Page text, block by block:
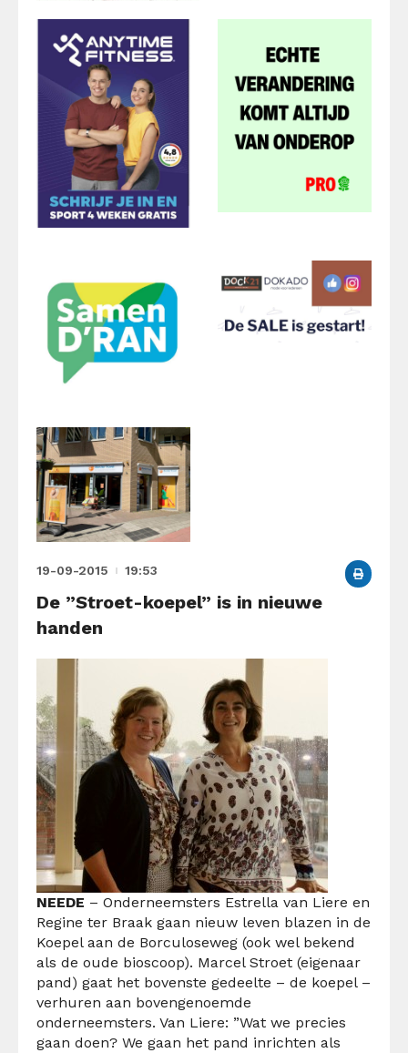
19-09-2015 19:53
De ”Stroet-koepel” is in nieuwe
handen
NEEDE – Onderneemsters Estrella van Liere en
Regine ter Braak gaan nieuw leven blazen in de
Koepel aan de Borculoseweg (ook wel bekend
als de oude bioscoop). Marcel Stroet (eigenaar
pand) gaat het bovenste gedeelte – de koepel –
verhuren aan bovengenoemde
onderneemsters. Van Liere: ”Wat we precies
gaan doen? We gaan het pand inrichten als